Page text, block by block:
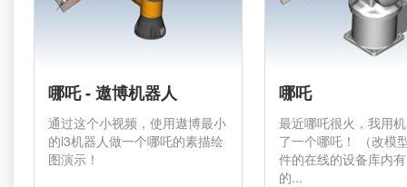
哪吒 - 遨博机器人
通过这个小视频，使用遨博最小
的i3机器人做一个哪吒的素描绘
图演示！
哪吒
最近哪吒很火，我用
了一个哪吒！ （改模
件的在线的设备库内
的...